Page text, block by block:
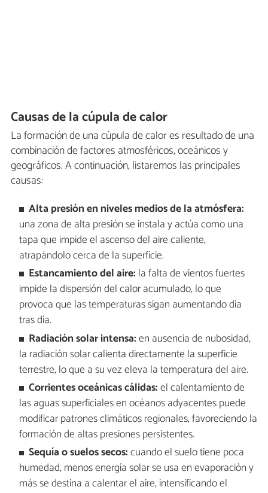
Causas de la cúpula de calor
La formación de una cúpula de calor es resultado de una
combinación de factores atmosféricos, oceánicos y
geográficos. A continuación, listaremos las principales
causas:
Alta presión en niveles medios de la atmósfera:
una zona de alta presión se instala y actúa como una
tapa que impide el ascenso del aire caliente,
atrapándolo cerca de la superficie.
Estancamiento del aire: la falta de vientos fuertes
impide la dispersión del calor acumulado, lo que
provoca que las temperaturas sigan aumentando día
tras día.
Radiación solar intensa:en ausencia de nubosidad,
la radiación solar calienta directamente la superficie
terrestre, lo que a su vez eleva la temperatura del aire.
Corrientes oceánicas cálidas:el calentamiento de
las aguas superficiales en océanos adyacentes puede
modificar patrones climáticos regionales, favoreciendo la
formación de altas presiones persistentes.
Sequía o suelos secos:cuando el suelo tiene poca
humedad, menos energía solar se usa en evaporación y
más se destina a calentar el aire, intensificando el